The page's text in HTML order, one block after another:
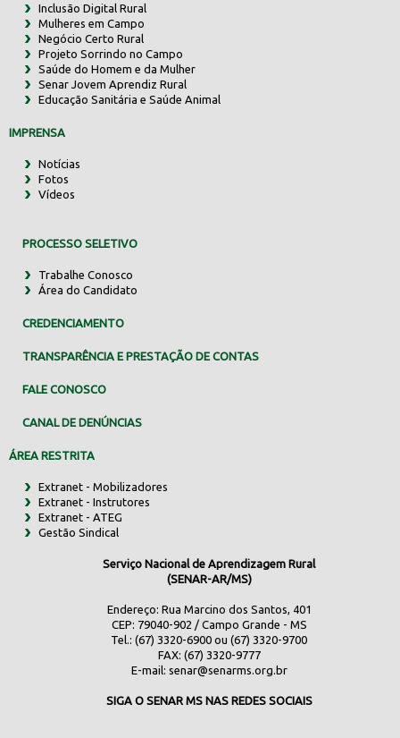
Inclusão Digital Rural
Mulheres em Campo
Negócio Certo Rural
Projeto Sorrindo no Campo
Saúde do Homem e da Mulher
Senar Jovem Aprendiz Rural
Educação Sanitária e Saúde Animal
IMPRENSA
Notícias
Fotos
Vídeos
PROCESSO SELETIVO
Trabalhe Conosco
Área do Candidato
CREDENCIAMENTO
TRANSPARÊNCIA E PRESTAÇÃO DE CONTAS
FALE CONOSCO
CANAL DE DENÚNCIAS
ÁREA RESTRITA
Extranet - Mobilizadores
Extranet - Instrutores
Extranet - ATEG
Gestão Sindical
Serviço Nacional de Aprendizagem Rural
(SENAR-AR/MS)
Endereço: Rua Marcino dos Santos, 401
CEP: 79040-902 / Campo Grande - MS
Tel.: (67) 3320-6900 ou (67) 3320-9700
FAX: (67) 3320-9777
E-mail: senar@senarms.org.br
SIGA O SENAR MS NAS REDES SOCIAIS